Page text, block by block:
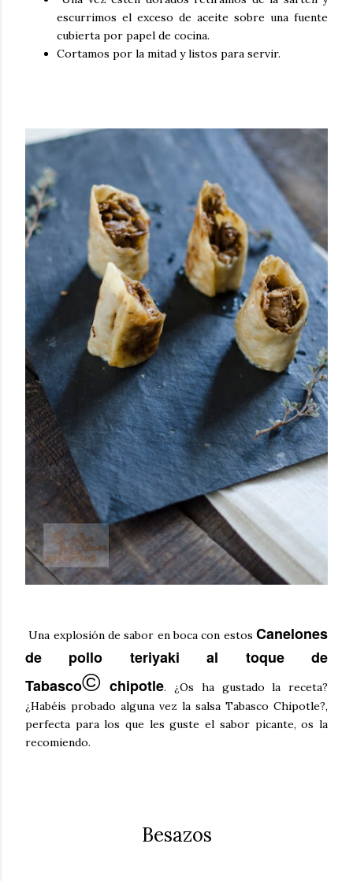
escurrimos el exceso de aceite sobre una fuente
cubierta por papel de cocina.
Cortamos por la mitad y listos para servir.
Una explosión de sabor en boca con estos Canelones
de pollo teriyaki al toque de
Tabasco© chipotle.
¿Os ha gustado la receta?
¿Habéis probado alguna vez la salsa Tabasco Chipotle?,
perfecta para los que les guste el sabor picante, os la
recomiendo.
Besazos